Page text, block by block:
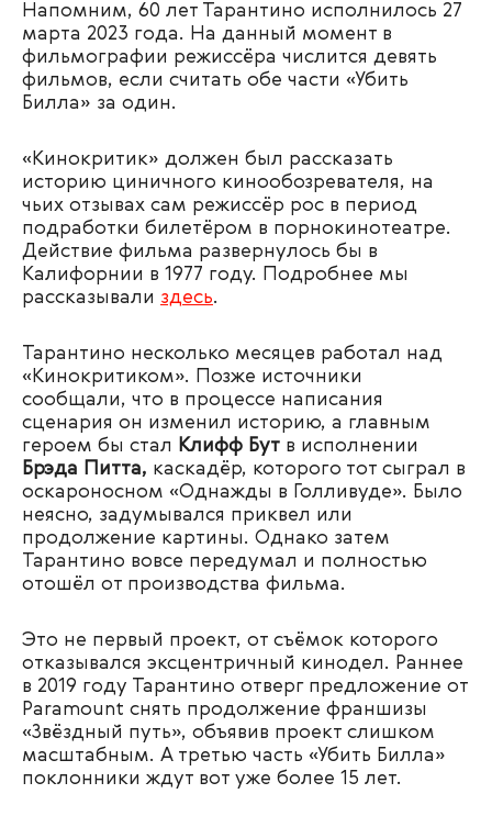
Напомним, 60 лет Тарантино исполнилось 27
марта 2023 года. На данный момент в
фильмографии режиссёра числится девять
фильмов, если считать обе части «Убить
Билла» за один.
«Кинокритик» должен был рассказать
историю циничного кинообозревателя, на
чьих отзывах сам режиссёр рос в период
подработки билетёром в порнокинотеатре.
Действие фильма развернулось бы в
Калифорнии в 1977 году. Подробнее мы
рассказывали здесь.
Тарантино несколько месяцев работал над
«Кинокритиком». Позже источники
сообщали, что в процессе написания
сценария он изменил историю, а главным
героем бы стал Клифф Бут в исполнении
Брэда Питта, каскадёр, которого тот сыграл в
оскароносном «Однажды в Голливуде». Было
неясно, задумывался приквел или
продолжение картины. Однако затем
Тарантино вовсе передумал и полностью
отошёл от производства фильма.
Это не первый проект, от съёмок которого
отказывался эксцентричный кинодел. Раннее
в 2019 году Тарантино отверг предложение от
Paramount снять продолжение франшизы
«Звёздный путь», объявив проект слишком
масштабным. А третью часть «Убить Билла»
поклонники ждут вот уже более 15 лет.